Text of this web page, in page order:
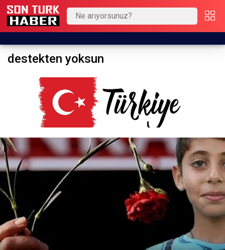
destekten yoksun